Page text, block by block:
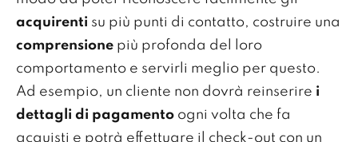
acquirenti su più punti di contatto, costruire una
comprensione più profonda del loro
comportamento e servirli meglio per questo.
Ad esempio, un cliente non dovrà reinserire i
dettagli di pagamento ogni volta che fa
acquisti e potrà effettuare il check-out con un